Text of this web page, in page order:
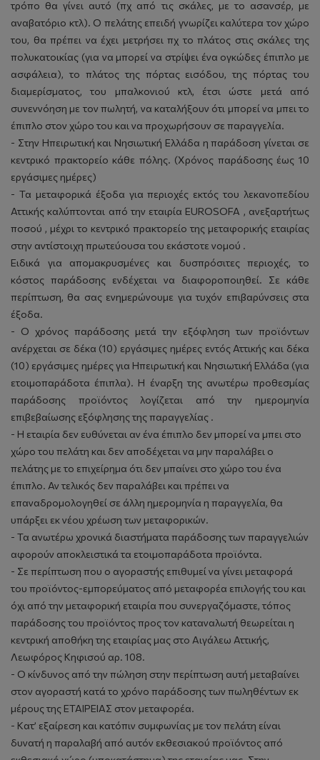
τρόπο θα γίνει αυτό (πχ από τις σκάλες, με το ασανσέρ, με
αναβατόριο κτλ). Ο πελάτης επειδή γνωρίζει καλύτερα τον χώρο
του, θα πρέπει να έχει μετρήσει πχ το πλάτος στις σκάλες της
πολυκατοικίας (για να μπορεί να στρίψει ένα ογκώδες έπιπλο με
ασφάλεια), το πλάτος της πόρτας εισόδου, της πόρτας του
διαμερίσματος, του μπαλκονιού κτλ, έτσι ώστε μετά από
συνεννόηση με τον πωλητή, να καταλήξουν ότι μπορεί να μπει το
έπιπλο στον χώρο του και να προχωρήσουν σε παραγγελία.
- Στην Ηπειρωτική και Νησιωτική Ελλάδα η παράδοση γίνεται σε
κεντρικό πρακτορείο κάθε πόλης. (Χρόνος παράδοσης έως 10
εργάσιμες ημέρες)
- Τα μεταφορικά έξοδα για περιοχές εκτός του λεκανοπεδίου
Αττικής καλύπτονται από την εταιρία EUROSOFA , ανεξαρτήτως
ποσού , μέχρι το κεντρικό πρακτορείο της μεταφορικής εταιρίας
στην αντίστοιχη πρωτεύουσα του εκάστοτε νομού .
Ειδικά για απομακρυσμένες και δυσπρόσιτες περιοχές, το
κόστος παράδοσης ενδέχεται να διαφοροποιηθεί. Σε κάθε
περίπτωση, θα σας ενημερώνουμε για τυχόν επιβαρύνσεις στα
έξοδα.
- Ο χρόνος παράδοσης μετά την εξόφληση των προϊόντων
ανέρχεται σε δέκα (10) εργάσιμες ημέρες εντός Αττικής και δέκα
(10) εργάσιμες ημέρες για Ηπειρωτική και Νησιωτική Ελλάδα (για
ετοιμοπαράδοτα έπιπλα). Η έναρξη της ανωτέρω προθεσμίας
παράδοσης προϊόντος λογίζεται από την ημερομηνία
επιβεβαίωσης εξόφλησης της παραγγελίας .
- Η εταιρία δεν ευθύνεται αν ένα έπιπλο δεν μπορεί να μπει στο
χώρο του πελάτη και δεν αποδέχεται να μην παραλάβει ο
πελάτης με το επιχείρημα ότι δεν μπαίνει στο χώρο του ένα
έπιπλο. Αν τελικός δεν παραλάβει και πρέπει να
επαναδρομολογηθεί σε άλλη ημερομηνία η παραγγελία, θα
υπάρξει εκ νέου χρέωση των μεταφορικών.
- Τα ανωτέρω χρονικά διαστήματα παράδοσης των παραγγελιών
αφορούν αποκλειστικά τα ετοιμοπαράδοτα προϊόντα.
- Σε περίπτωση που ο αγοραστής επιθυμεί να γίνει μεταφορά
του προϊόντος-εμπορεύματος από μεταφορέα επιλογής του και
όχι από την μεταφορική εταιρία που συνεργαζόμαστε, τόπος
παράδοσης του προϊόντος προς τον καταναλωτή θεωρείται η
κεντρική αποθήκη της εταιρίας μας στο Αιγάλεω Αττικής,
Λεωφόρος Κηφισού αρ. 108.
- Ο κίνδυνος από την πώληση στην περίπτωση αυτή μεταβαίνει
στον αγοραστή κατά το χρόνο παράδοσης των πωληθέντων εκ
μέρους της ΕΤΑΙΡΕΙΑΣ στον μεταφορέα.
- Κατ’ εξαίρεση και κατόπιν συμφωνίας με τον πελάτη είναι
δυνατή η παραλαβή από αυτόν εκθεσιακού προϊόντος από